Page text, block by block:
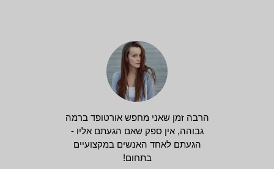
הרבה זמן שאני מחפש אורטופד ברמה
גבוהה, אין ספק שאם הגעתם אליו -
הגעתם לאחד האנשים במקצועיים
בתחום!